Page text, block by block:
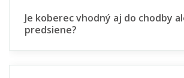
Je koberec vhodný aj do chodby
predsiene?